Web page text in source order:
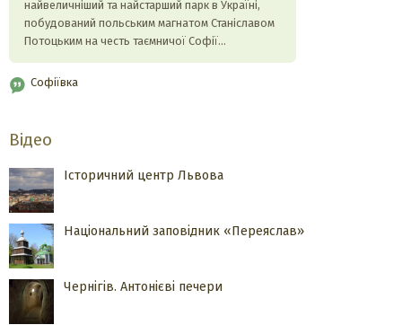
найвеличніший та найстарший парк в Україні,
побудований польським магнатом Станіславом
Потоцьким на честь таємничої Софії…
Софіївка
Відео
Історичний центр Львова
Національний заповідник «Переяслав»
Чернігів. Антонієві печери